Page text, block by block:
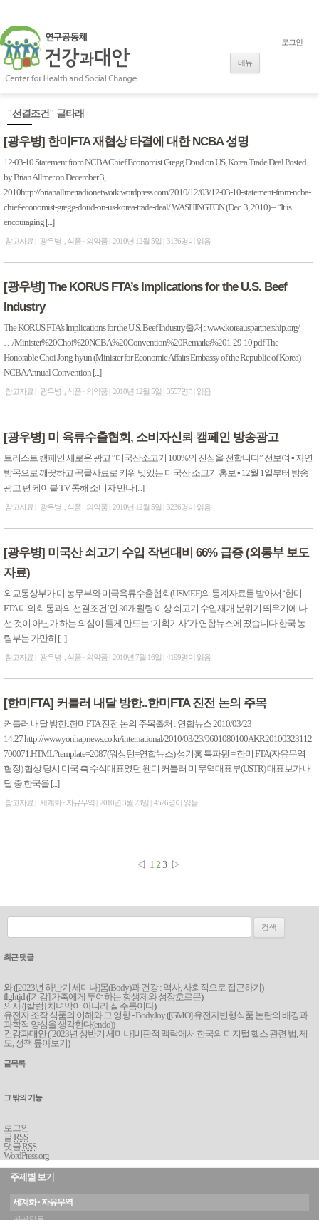
메뉴
로그인
"선결조건" 글타래
[광우병] 한미FTA 재협상 타결에 대한 NCBA 성명
12-03-10 Statement from NCBA Chief Economist Gregg Doud on US, Korea Trade Deal Posted
by Brian Allmer on December 3,
2010http://brianallmerradionetwork.wordpress.com/2010/12/03/12-03-10-statement-from-ncba-
chief-economist-gregg-doud-on-us-korea-trade-deal/ WASHINGTON (Dec. 3, 2010) – “It is
encouraging [...]
참고자료 광우병 식품 · 의약품 2010년 12월 5일 3136명이 읽음
[광우병] The KORUS FTA’s Implications for the U.S. Beef
Industry
The KORUS FTA’s Implications for the U.S. Beef Industry출처 : www.koreauspartnership.org/
…/Minister%20Choi%20NCBA%20Convention%20Remarks%201-29-10.pdf The
Honorable Choi Jong-hyun (Minister for Economic Affairs Embassy of the Republic of Korea)
NCBA Annual Convention [...]
참고자료 광우병 식품 · 의약품 2010년 12월 5일 3557명이 읽음
[광우병] 미 육류수출협회, 소비자신뢰 캠페인 방송광고
트러스트 캠페인 새로운 광고 “미국산소고기 100%의 진심을 전합니다” 선보여 ▪ 자연
방목으로 깨끗하고 곡물사료로 키워 맛있는 미국산 소고기 홍보 ▪ 12월 1일부터 방송
광고 편 케이블 TV 통해 소비자 만나 [...]
참고자료 광우병 식품 · 의약품 2010년 12월 5일 3236명이 읽음
[광우병] 미국산 쇠고기 수입 작년대비 66% 급증 (외통부 보도
자료)
외교통상부가 미 농무부와 미국육류수출협회(USMEF)의 통계자료를 받아서 ‘한미
FTA 미의회 통과의 선결조건’인 30개월령 이상 쇠고기 수입재개 분위기 띄우기에 나
선 것이 아닌가 하는 의심이 들게 만드는 ‘기획기사’가 연합뉴스에 떴습니다.한국 농
림부는 가만히 [...]
참고자료 광우병 식품 · 의약품 2010년 7월 16일 4199명이 읽음
[한미FTA] 커틀러 내달 방한..한미FTA 진전 논의 주목
커틀러 내달 방한..한미FTA 진전 논의 주목출처 : 연합뉴스 2010/03/23
14:27 http://www.yonhapnews.co.kr/international/2010/03/23/0601080100AKR20100323112
700071.HTML?template=2087(워싱턴=연합뉴스) 성기홍 특파원 = 한미 FTA(자유무역
협정) 협상 당시 미국 측 수석대표였던 웬디 커틀러 미 무역대표부(USTR) 대표보가 내
달 중 한국을 [...]
참고자료 세계화 · 자유무역 2010년 3월 23일 4526명이 읽음
◁ 1 2 3 ▷
최근 댓글
와 ([2023년 하반기 세미나]몸(Body)과 건강 : 역사, 사회적으로 접근하기 )
flghtjd ([기감] 가축에게 투여하는 항생제와 성장호르몬)
의사 ([칼럼] 처녀막이 아니라 질 주름이다)
유전자 조작 식품의 이해와 그 영향 - BodyJoy([GMO] 유전자변형식품 논란의 배경과
과학적 양심을 생각한다(endo))
건강과대안 ([2023년 상반기 세미나]비판적 맥락에서 한국의 디지털 헬스 관련 법, 제
도, 정책 톺아보기 )
글목록
그 밖의 기능
로그인
글RSS
댓글RSS
WordPress.org
주제별 보기
세계화 · 자유무역